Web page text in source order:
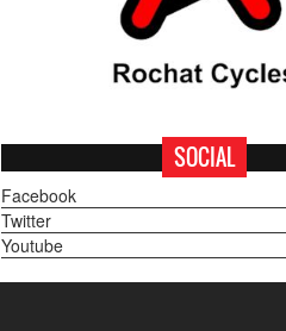
SOCIAL
Facebook
Twitter
Youtube